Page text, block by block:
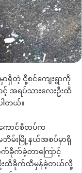
ာရှိတဲ့ ငို့စင်ကျေးရွာကို
င့် အရပ်သားလေးဦးထိ
ါတယ်။
ောင်စီတပ်က
ဘိမ်းမြို့နယ်အစပ်မှာရှိ
က်ခိုက်ခဲ့တာကြောင့်
ဦးထိခိုက်ထိမှန်ခဲ့တယ်လို့